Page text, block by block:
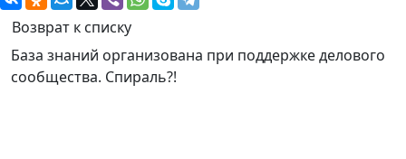
Возврат к списку
База знаний организована при поддержке делового
сообщества. Спираль?!